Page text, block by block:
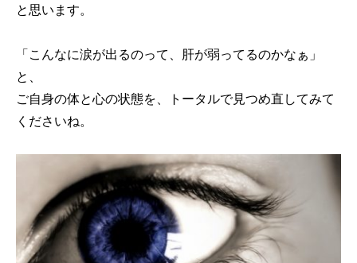
と思います。
「こんなに涙が出るのって、肝が弱ってるのかなぁ」
と、
ご自身の体と心の状態を、トータルで見つめ直してみて
くださいね。